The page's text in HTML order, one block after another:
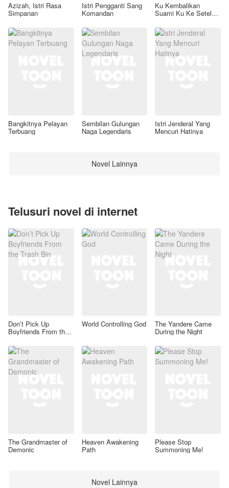
Azizah, Istri Rasa
Simpanan
Istri Pengganti Sang
Komandan
Ku Kembalikan
Suami Ku Ke Setelan
Bangkitnya Pelayan
Terbuang
Sembilan Gulungan
Naga Legendaris
Istri Jenderal Yang
Mencuri Hatinya
Novel Lainnya
Telusuri novel di internet
Don’t Pick Up
Boyfriends From the
World Controlling God The Yandere Came
During the Night
The Grandmaster of
Demonic
Heaven Awakening
Path
Please Stop
Summoning Me!
Novel Lainnya